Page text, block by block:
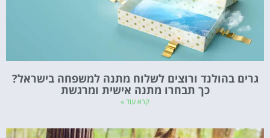
גרים בהולנד ורוצים לשלוח מתנה למשפחה בישראל?
כך תבחרו מתנה אישית ומרגשת
קרא עוד »